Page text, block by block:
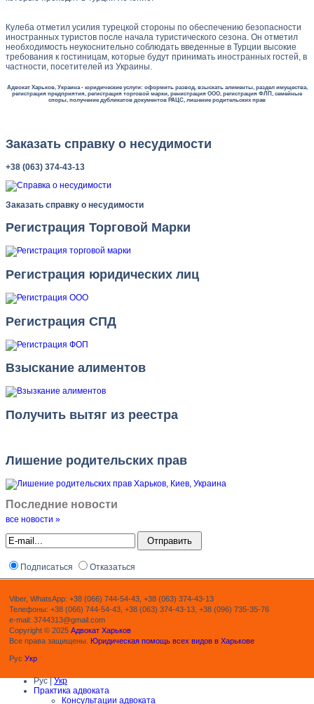
Кулеба отметил усилия турецкой стороны по обеспечению безопасности
иностранных туристов после начала туристического сезона. Он отметил
необходимость неукоснительно соблюдать введенные в Турции высокие
требования к гостиницам, которые будут принимать иностранных гостей, в
частности, посетителей из Украины.
Адвокат Харьков, Украина - юридические услуги: оформить развод, взыскать алименты, раздел имущества,
регистрация предприятия, регистрация торговой марки, ренистрация ООО, регистрация ФЛП, семейные
споры, получение дубликатов документов РАЦС, лишение родительских прав
Заказать справку о несудимости
+38 (063) 374-43-13
Заказать справку о несудимости
Регистрация Торговой Марки
Регистрация юридических лиц
Регистрация СПД
Взыскание алиментов
Получить вытяг из реестра
Лишение родительских прав
Последние новости
все новости »
Подписаться Отказаться
Viber, WhatsApp: +38 (066) 744-54-43, +38 (063) 374-43-13
Телефоны: +38 (066) 744-54-43, +38 (063) 374-43-13, +38 (096) 735-35-76
e-mail: 3744313@gmail.com
Copyright © 2025 Адвокат Харьков
Все права защищены. Юридическая помощь всех видов в Харькове
Рус Укр
Рус |Укр
Практика адвоката
Консультации адвоката